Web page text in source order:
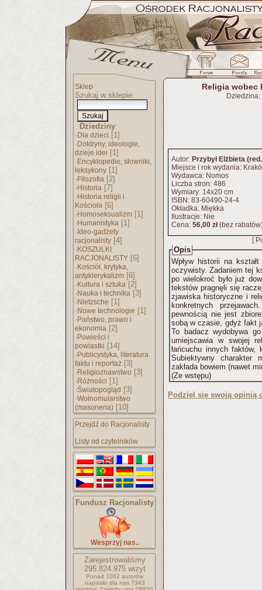
Sklep
Szukaj w sklepie:
Dziedziny:
· Dla dzieci [1]
· Doktryny, ideologie,
dzieje idei [1]
· Encyklopedie, słowniki,
leksykony [1]
· Filozofia [2]
· Historia [7]
· Historia religii i
Kościoła [6]
· Homoseksualizm [1]
· Humanistyka [1]
· Ideo-gadżety
racjonalisty [4]
· KOSZULKI
RACJONALISTY [6]
· Kościół, krytyka,
antyklerykalizm [6]
· Kultura i sztuka [2]
· Nauka i technika [3]
· Nietzsche [1]
· Nowe technologie [1]
· Państwo, prawo i
ekonomia [2]
· Powieści i
powiastki [14]
· Publicystyka, literatura
faktu i reportaż [3]
· Religioznawstwo [3]
· Różności [1]
·Światopogląd [3]
·Wolnomularstwo
(masoneria) [10]
Przejdź do Racjonalisty
Listy od czytelników
Fundusz Racjonalisty
Wesprzyj nas..
Zarejestrowaliśmy
295.824.975wizyt
Ponad 1062 autorów
napisało dla nas 7343
Religia
Dziedzina:
Autor: Przybył Elżbieta
Miejsce i rok wydania:
Wydawca: Nomos
Liczba stron: 486
Wymiary: 14x20 cm
ISBN: 83-60490-24-4
Okładka: Miękka
Ilustracje: Nie
Cena: 56,00 zł(bez
[
Opis
Wpływ historii na
oczywisty. Zadaniem tej
po wielokroć było już
tekstów pragnęli się
zjawiska historyczne i
konkretnych
pewnością nie jest
sobą w czasie, gdyż fakt
To badacz wydobywa
umiejscawia w swojej
łańcuchu innych
Subiektywny charakter
zakłada bowiem (nawet
(Ze wstępu)
Podziel się swoją opinią